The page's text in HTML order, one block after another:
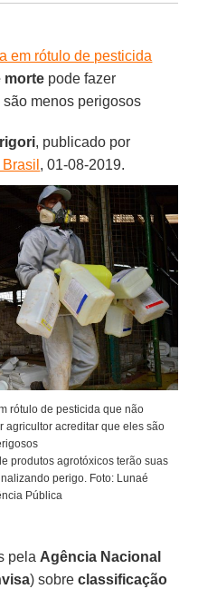
em rótulo de pesticida
morte pode fazer
menos perigosos
, publicado por
, 01-08-2019.
rótulo de pesticida que não
agricultor acreditar que eles são
produtos agrotóxicos terão suas
perigo. Foto: Lunaé
Pública
pela Agência Nacional
) sobreclassificação